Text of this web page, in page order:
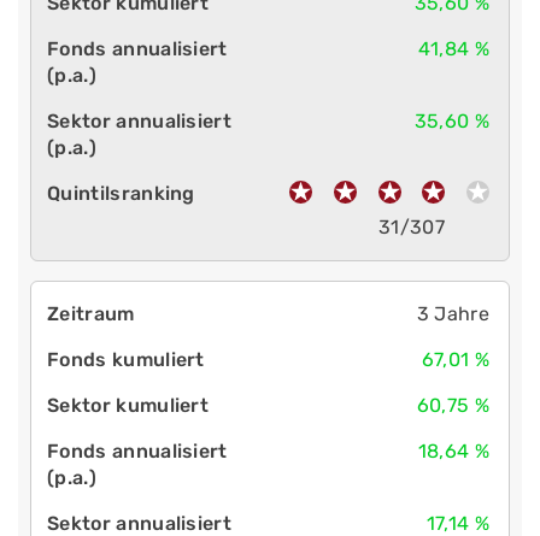
41,84 %
35,60 %
31/307
3 Jahre
67,01 %
60,75 %
18,64 %
17,14 %